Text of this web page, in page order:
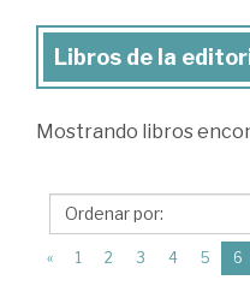
Libros
la
ESIC
Editorial
Libros de la
Mostrando libros
« 1 2 3 4 5 6